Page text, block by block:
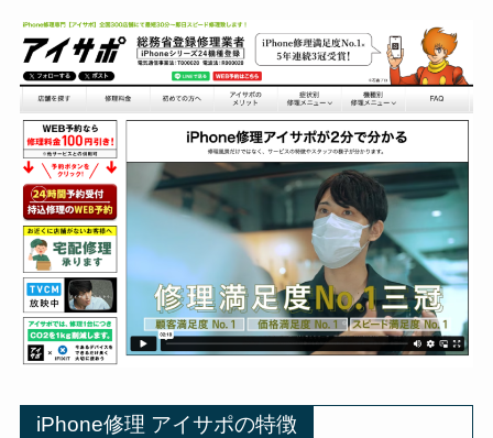
iPhone修理 アイサポの特徴